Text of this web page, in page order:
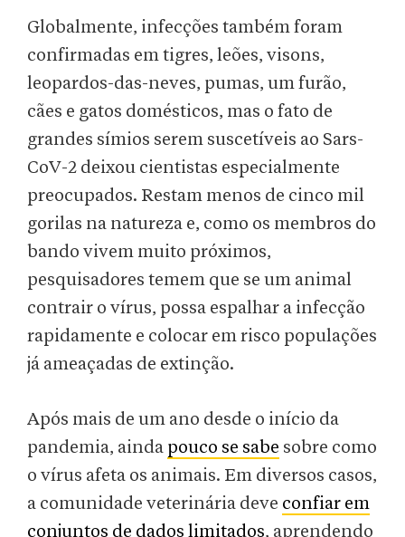
Globalmente, infecções também foram
confirmadas em tigres, leões, visons,
leopardos-das-neves, pumas, um furão,
cães e gatos domésticos, mas o fato de
grandes símios serem suscetíveis ao Sars-
CoV-2 deixou cientistas especialmente
preocupados. Restam menos de cinco mil
gorilas na natureza e, como os membros do
bando vivem muito próximos,
pesquisadores temem que se um animal
contrair o vírus, possa espalhar a infecção
rapidamente e colocar em risco populações
já ameaçadas de extinção.
Após mais de um ano desde o início da
pandemia, ainda pouco se sabe sobre como
o vírus afeta os animais. Em diversos casos,
a comunidade veterinária deve confiar em
conjuntos de dados limitados, aprendendo